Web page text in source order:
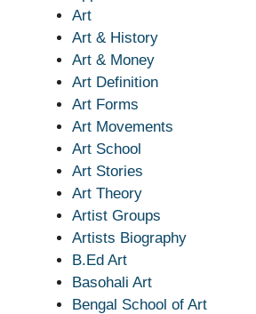
Art
Art & History
Art & Money
Art Definition
Art Forms
Art Movements
Art School
Art Stories
Art Theory
Artist Groups
Artists Biography
B.Ed Art
Basohali Art
Bengal School of Art